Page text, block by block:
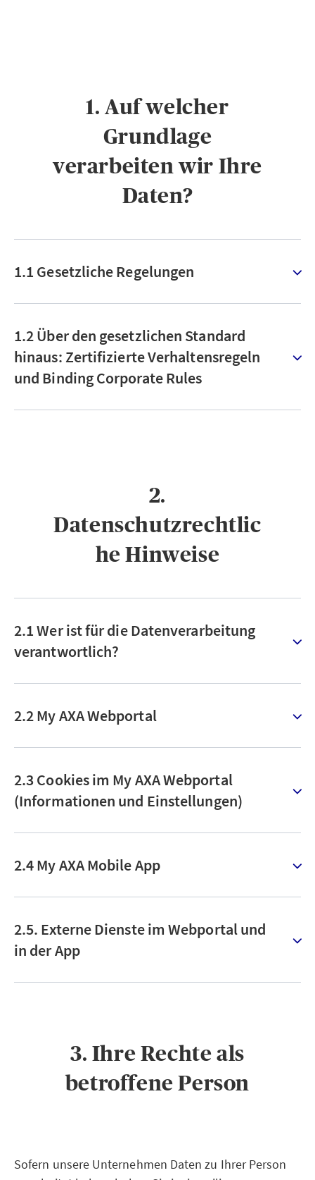
1. Auf welcher
Grundlage
verarbeiten wir Ihre
Daten?
1.1 Gesetzliche Regelungen
1.2 Über den gesetzlichen Standard
hinaus: Zertifizierte Verhaltensregeln
und Binding Corporate Rules
2.
Datenschutzrechtlic
he Hinweise
2.1 Wer ist für die Datenverarbeitung
verantwortlich?
2.2 My AXA Webportal
2.3 Cookies im My AXA Webportal
(Informationen und Einstellungen)
2.4 My AXA Mobile App
2.5. Externe Dienste im Webportal und
in der App
3. Ihre Rechte als
betroffene Person
Sofern unsere Unternehmen Daten zu Ihrer Person